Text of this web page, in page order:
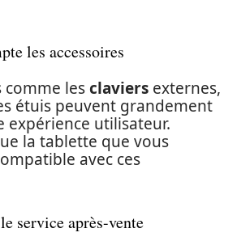
les accessoires
comme lesclaviers externes,
étuis peuvent grandement
expérience utilisateur.
la tablette que vous
avec ces
service après-vente